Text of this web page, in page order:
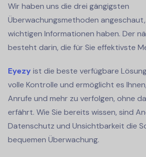
Wir haben uns die drei gängigsten
Überwachungsmethoden
wichtigen Informationen haben. Der
besteht darin, die für Sie effektivste
Eyezy ist die beste verfügbare
volle Kontrolle und ermöglicht es
Anrufe und mehr zu verfolgen, ohne
erfährt. Wie Sie bereits wissen, sind
Datenschutz und Unsichtbarkeit die
bequemen Überwachung.